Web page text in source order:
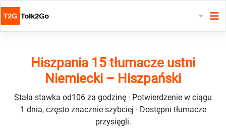
Hiszpania 15 tłumacze ustni
Niemiecki – Hiszpański
Stała stawka od106 za godzinę · Potwierdzenie w ciągu
1 dnia, często znacznie szybciej · Dostępni tłumacze
przysięgli.